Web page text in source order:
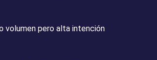
volumen pero alta intención